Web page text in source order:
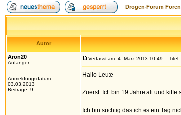
Drogen-Forum
Autor
Aron20
Anfänger
Anmeldungsdatum:
03.03.2013
Beiträge: 9
Verfasst am: 4. März 2013 10:49 Titel:
Hallo Leute
Zuerst: Ich bin 19 Jahre alt und kiffe
Ich bin süchtig das ich es ein Tag